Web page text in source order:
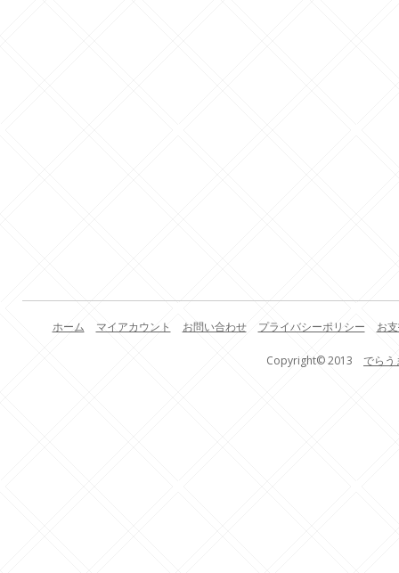
ホーム マイアカウント お問い合わせ プライバシーポリシー お
Copyright© 2013 でら